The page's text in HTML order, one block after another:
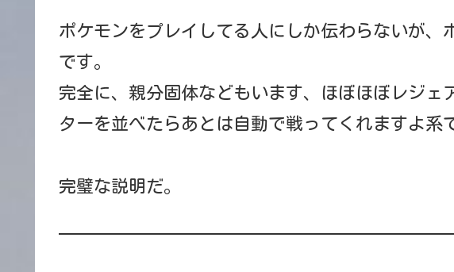
ポケモンをプレイしてる人にしか伝わらないが、
です。
完全に、親分固体などもいます、ほぼほぼレジェ
ターを並べたらあとは自動で戦ってくれますよ系
完璧な説明だ。